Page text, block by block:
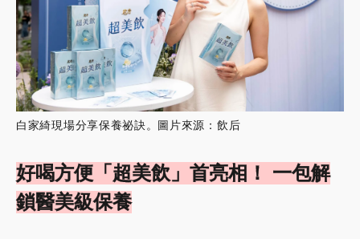
白家綺現場分享保養祕訣。圖片來源：飲后
好喝方便「超美飲」首亮相！ 一包解
鎖醫美級保養